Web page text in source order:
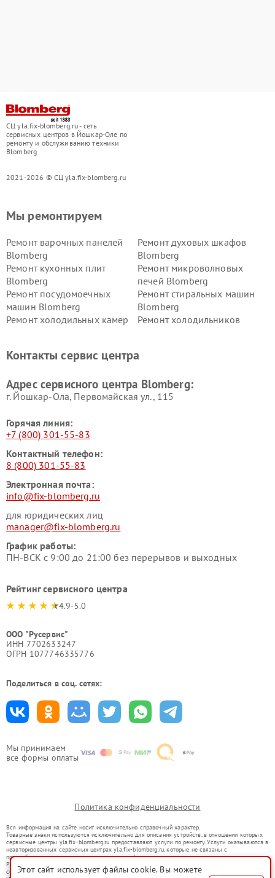
СЦ yla.fix-blomberg.ru - сеть
сервисных центров в Йошкар-Оле по
ремонту и обслуживанию техники
Blomberg
2021-2026 © СЦ yla.fix-blomberg.ru
Мы принимаем
все формы оплаты
Мы ремонтируем
Ремонт варочных панелей
Blomberg
Ремонт духовых шкафов
Blomberg
Ремонт кухонных плит
Blomberg
Ремонт микроволновых
печей Blomberg
Ремонт посудомоечных
машин Blomberg
Ремонт стиральных машин
Blomberg
Ремонт холодильных камер
Ремонт холодильников
Контакты сервис центра
Адрес сервисного центра Blomberg:
г. Йошкар-Ола, Первомайская ул., 115
Горячая линия:
+7 (800) 301-55-83
Контактный телефон:
8 (800) 301-55-83
Электронная почта:
info@fix-blomberg.ru
для юридических лиц
manager@fix-blomberg.ru
График работы:
ПН-ВСК с 9:00 до 21:00 без перерывов и выходных
Рейтинг сервисного центра
4.9-5.0
ООО "Русервис"
ИНН 7702633247
ОГРН 1077746335776
Поделиться в соц. сетях:
Политика конфиденциальности
Вся информация на сайте носит исключительно справочный характер.
Товарные знаки используются исключительно для описания устройств, в отношении которых
сервисные центры yla.fix-blomberg.ru предоставляют услуги по ремонту. Услуги оказываются в
неавторизованных сервисных центрах yla.fix-blomberg.ru, которые не связаны с
правообладателями товарных знаков или их официальными представителями.
Ремонт осуществляется для устройств, уже введенных в гражданский оборот в соответствии
со статьей 1487 ГК РФ.
Этот сайт использует файлы cookie. Вы можете